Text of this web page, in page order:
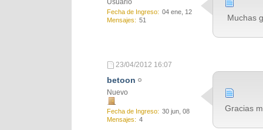
Usuario
Fecha de Ingreso
04 ene, 12
Mensajes
51 Muchas
23/04/2012 16:07
betoon
Nuevo
Fecha de Ingreso
30 jun, 08
Mensajes
4
Gracias